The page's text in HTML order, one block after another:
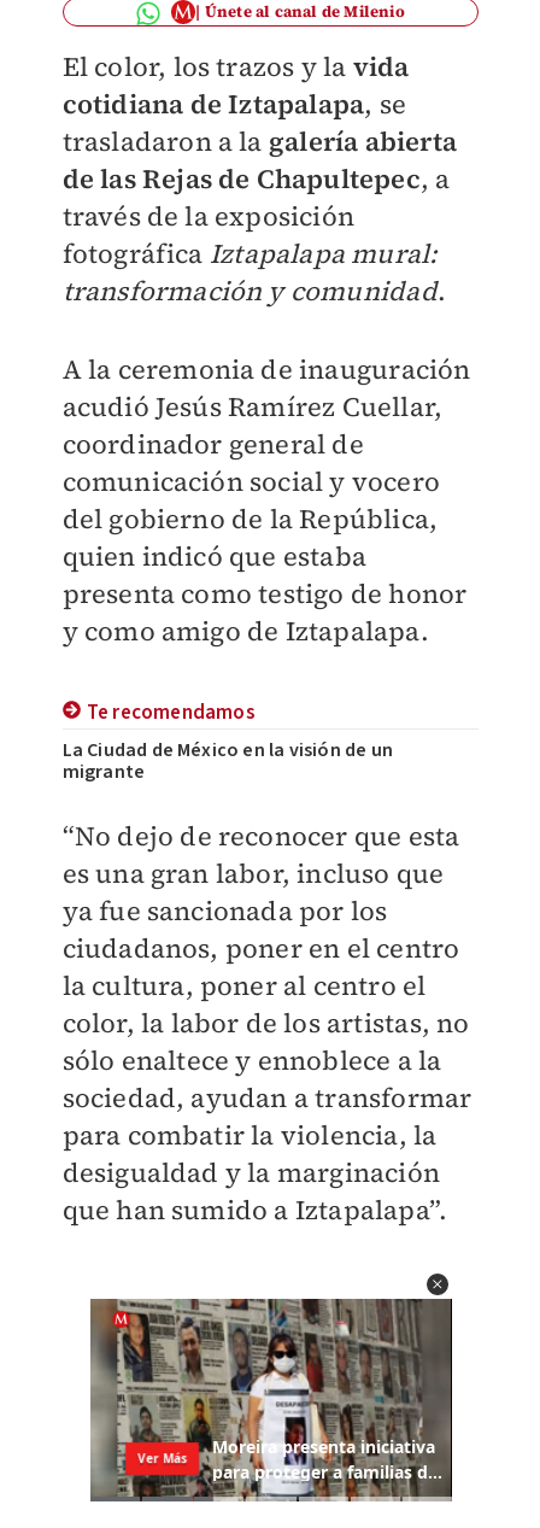
Únete al canal de Milenio
El color, los trazos y la vida
cotidiana de Iztapalapa, se
trasladaron a la galería abierta
de las Rejas de Chapultepec, a
través de la exposición
fotográfica Iztapalapa mural:
transformación y comunidad.
A la ceremonia de inauguración
acudió Jesús Ramírez Cuellar,
coordinador general de
comunicación social y vocero
del gobierno de la República,
quien indicó que estaba
presenta como testigo de honor
y como amigo de Iztapalapa.
Te recomendamos
La Ciudad de México en la visión de un
migrante
“No dejo de reconocer que esta
es una gran labor, incluso que
ya fue sancionada por los
ciudadanos, poner en el centro
la cultura, poner al centro el
color, la labor de los artistas, no
sólo enaltece y ennoblece a la
sociedad, ayudan a transformar
para combatir la violencia, la
desigualdad y la marginación
que han sumido a Iztapalapa”.